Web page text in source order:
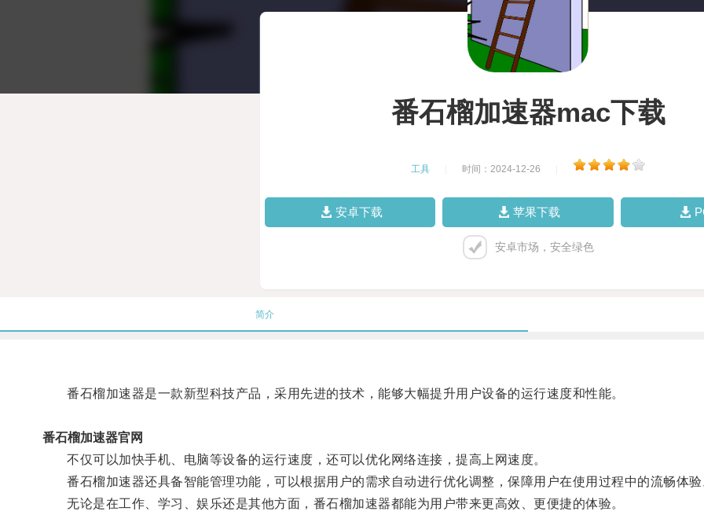
番石榴加速器mac下载
工具 时间：2024-12-26
安卓下载 苹果下载
安卓市场，安全绿色
简介
番石榴加速器是一款新型科技产品，采用先进的技术，能够大幅提升用户设备的运行速度和性能。
番石榴加速器官网
不仅可以加快手机、电脑等设备的运行速度，还可以优化网络连接，提高上网速度。
番石榴加速器还具备智能管理功能，可以根据用户的需求自动进行优化调整，保障用户在使用过程中的流畅体验
无论是在工作、学习、娱乐还是其他方面，番石榴加速器都能为用户带来更高效、更便捷的体验。